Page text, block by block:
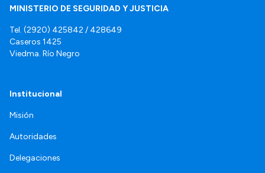
MINISTERIO DE SEGURIDAD Y JUSTICIA
Tel. (2920) 425842 / 428649
Caseros 1425
Viedma. Río Negro
Institucional
Misión
Autoridades
Delegaciones